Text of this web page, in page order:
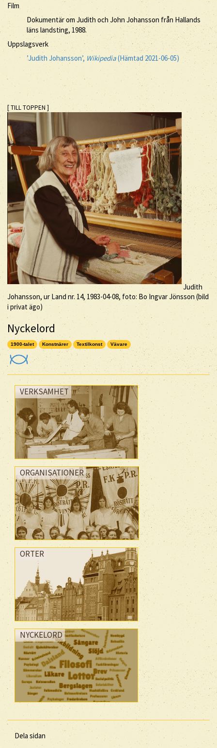
Film
Dokumentär om Judith och John Johansson från Hallands
läns landsting, 1988.
Uppslagsverk
’Judith Johansson’, Wikipedia(Hämtad 2021-06-05)
[ TILL TOPPEN ]
Judith
Johansson, ur Land nr. 14, 1983-04-08, foto: Bo Ingvar Jönsson (bild
i privat ägo)
Nyckelord
1900-talet Konstnärer Textilkonst Vävare
VERKSAMHET
ORGANISATIONER
ORTER
NYCKELORD
Dela sidan